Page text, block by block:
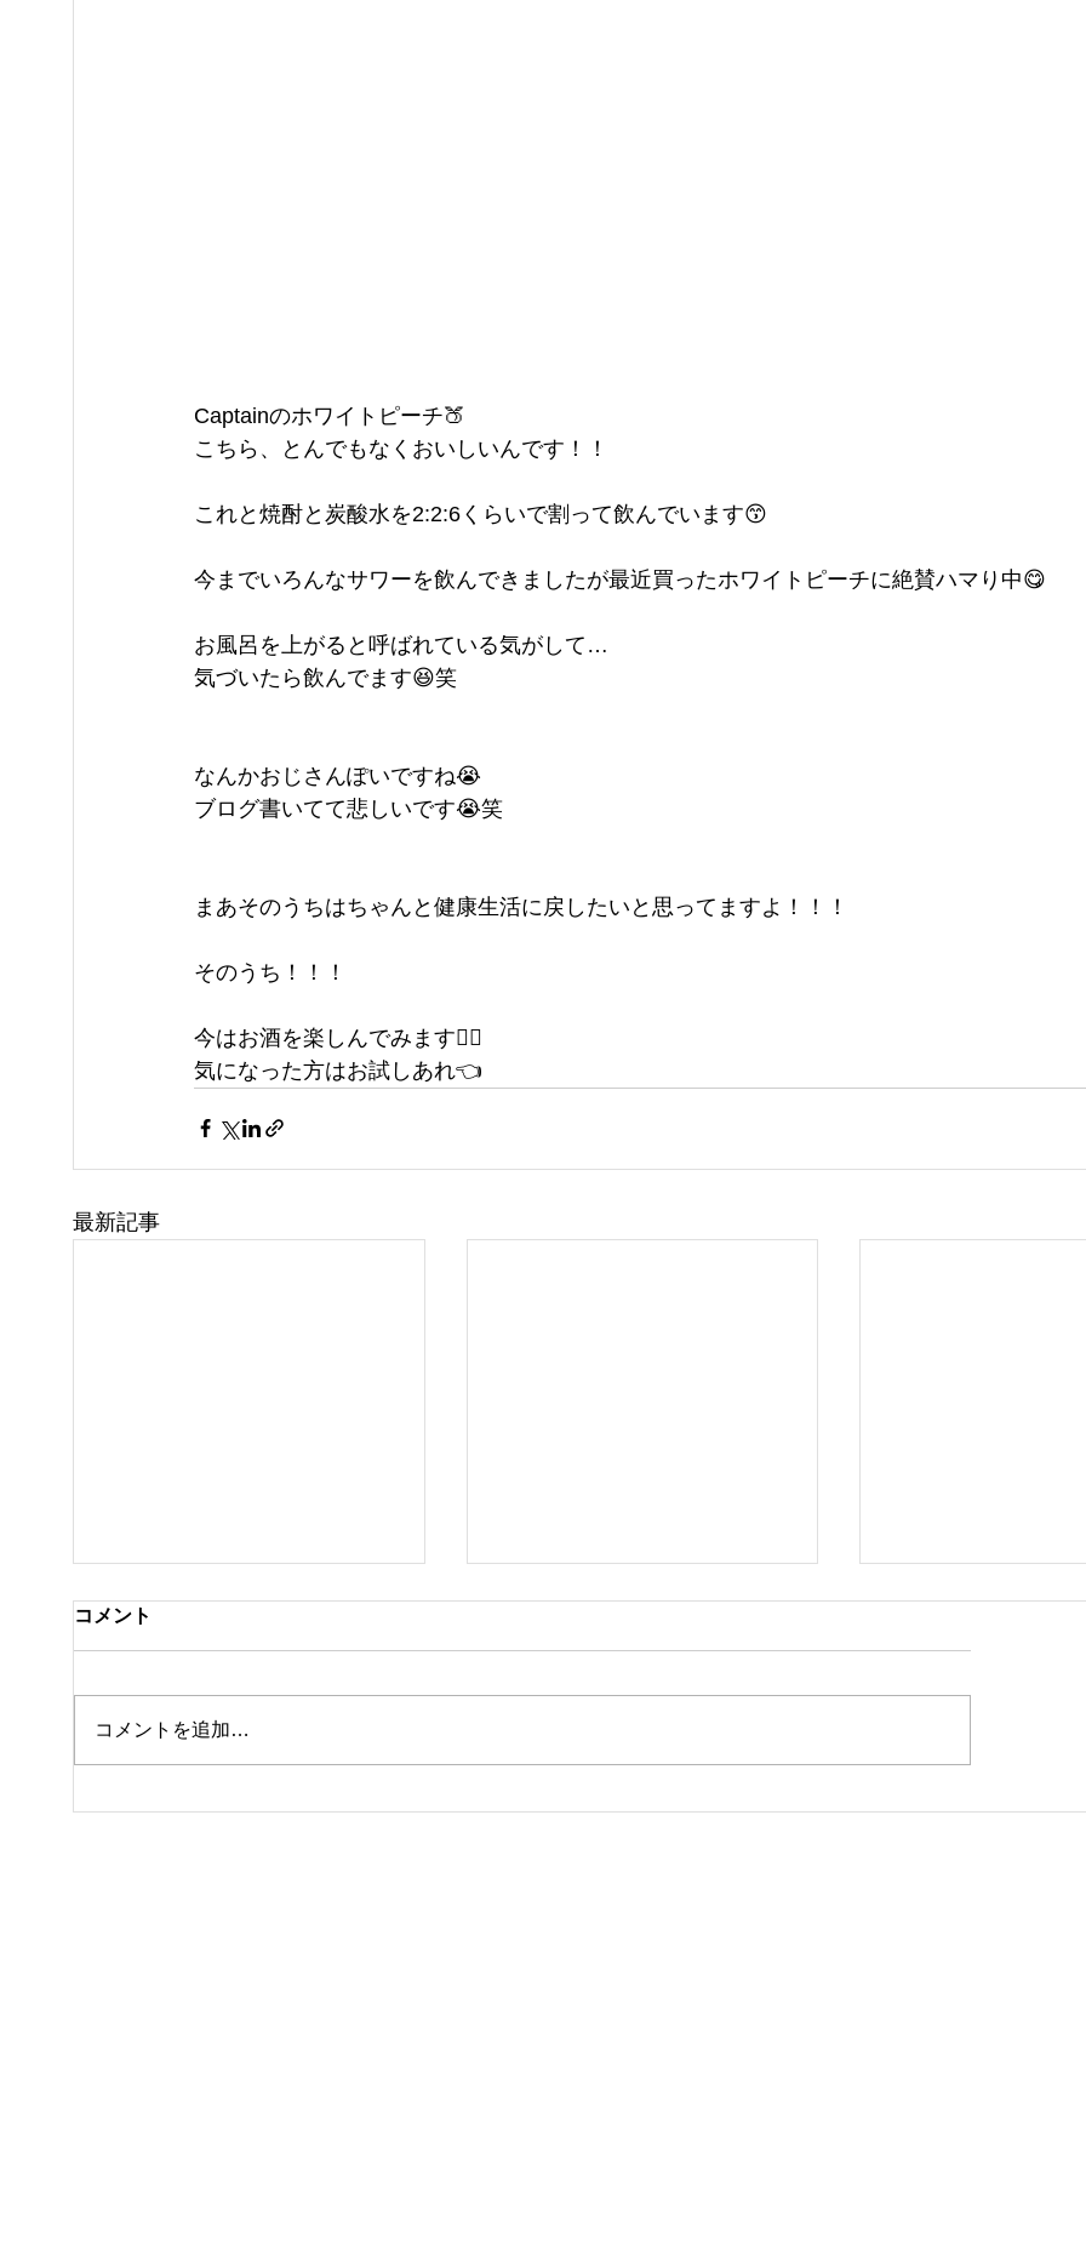
Captainのホワイトピーチ🍑
こちら、とんでもなくおいしいんです！！
これと焼酎と炭酸水を2:2:6くらいで割って飲んでいます😙
今までいろんなサワーを飲んできましたが最近買ったホワイトピーチに絶賛ハマり中😋
お風呂を上がると呼ばれている気がして…
気づいたら飲んでます😆笑
なんかおじさんぽいですね😭
ブログ書いてて悲しいです😭笑
まあそのうちはちゃんと健康生活に戻したいと思ってますよ！！！
そのうち！！！
今はお酒を楽しんでみます🙆‍♂️
気になった方はお試しあれ👈
最新記事
私事ですが…✌️
コメント
コメントを追加…